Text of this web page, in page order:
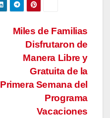
Miles de Familias
Disfrutaron de
Manera Libre y
Gratuita de la
Primera Semana del
Programa
Vacaciones